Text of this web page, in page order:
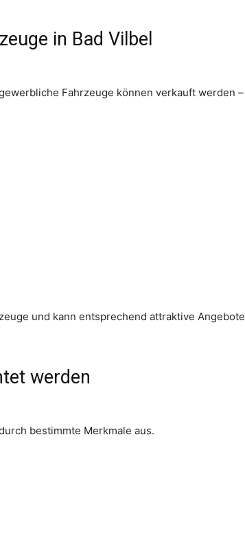
in Bad Vilbel
Fahrzeuge können verkauft werden –
und kann entsprechend attraktive Angebote
werden
bestimmte Merkmale aus.